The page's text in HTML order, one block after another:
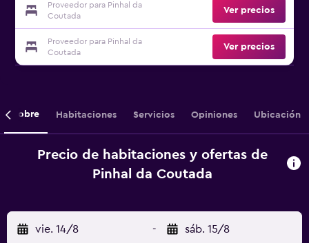
Proveedor para Pinhal da
Coutada
Ver precios
Proveedor para Pinhal da
Coutada
Ver precios
Sobre Habitaciones Servicios Opiniones Ubicación
Precio de habitaciones y ofertas de
Pinhal da Coutada
vie. 14/8 - sáb. 15/8